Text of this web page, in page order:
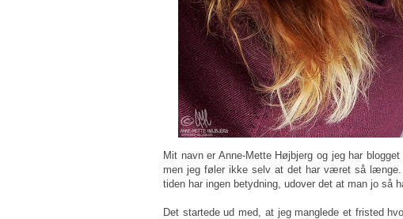
Mit navn er Anne-Mette Højbjerg og jeg har
men jeg føler ikke selv at det har været så
tiden har ingen betydning, udover det at man jo så
Det startede ud med, at jeg manglede et fristed